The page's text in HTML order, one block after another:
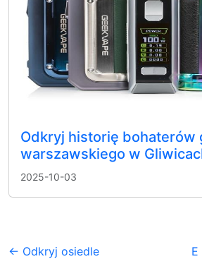
Odkryj historię bohaterów
warszawskiego w
2025-10-03
← Odkryj osiedle